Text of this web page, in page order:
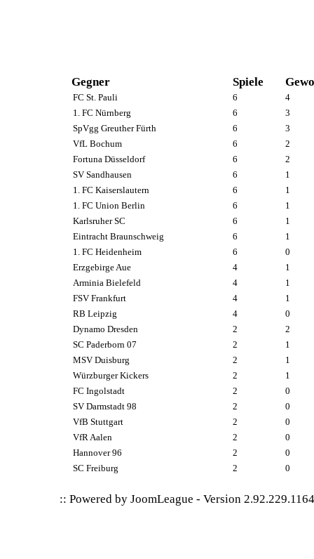
Gegner Spiele
FC St. Pauli 6
4
1. FC Nürnberg
6
3
SpVgg Greuther Fürth
6
3
VfL Bochum
6
2
Fortuna Düsseldorf
6
2
SV Sandhausen
6
1
1. FC Kaiserslautern
6
1
1. FC Union Berlin
6
1
Karlsruher SC
6
1
Eintracht Braunschweig
6
1
1. FC Heidenheim
6
0
Erzgebirge Aue
4
1
Arminia Bielefeld
4
1
FSV Frankfurt
4
1
RB Leipzig
4
0
Dynamo Dresden
2
2
SC Paderborn 07
2
1
MSV Duisburg
2
1
Würzburger Kickers
2
1
FC Ingolstadt
2
0
SV Darmstadt 98
2
0
VfB Stuttgart
2
0
VfR Aalen
2
0
Hannover 96
2
0
SC Freiburg
2 0
:: Powered byJoomLeague -Version